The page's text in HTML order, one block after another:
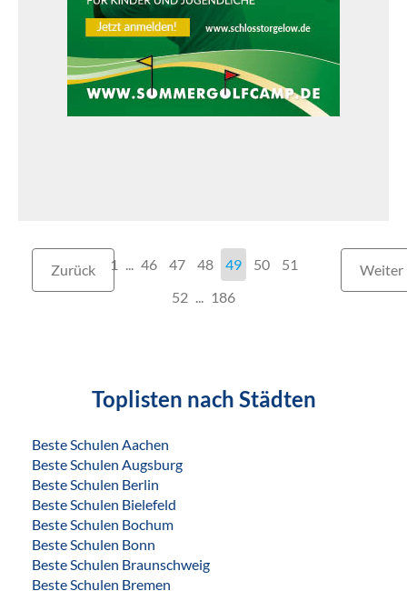
Zurück 1 ... 46 47 48 49 50
51
52
186
Weiter
Toplisten nach Städten
Beste Schulen Aachen
Beste Schulen Augsburg
Beste Schulen Berlin
Beste Schulen Bielefeld
Beste Schulen Bochum
Beste Schulen Bonn
Beste Schulen Braunschweig
Beste Schulen Bremen